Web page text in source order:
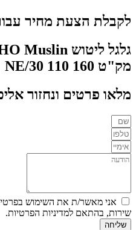
לקבלת הצעת מחיר
מק"ט 160 110 NE/30
מלאו פרטים ונחזור
אני מאשר/ת את השימוש
שירות, בהתאם למדיניות הפרטיות.
שליחה